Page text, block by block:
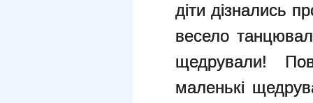
діти дізнались
весело
щедрували!
маленькі